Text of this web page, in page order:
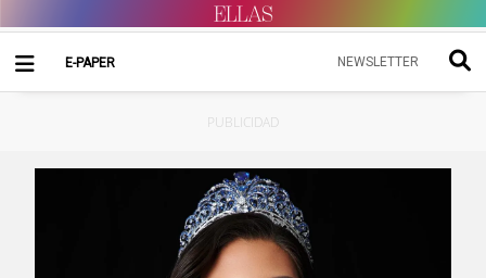
E-PAPER NEWSLETTER
PUBLICIDAD